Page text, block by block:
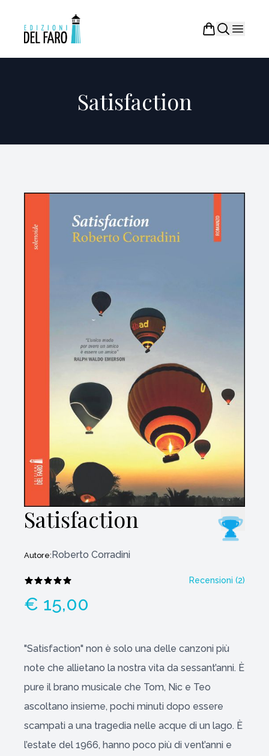
Satisfaction
Satisfaction
Autore:Roberto Corradini
Recensioni (2)
€ 15,00
"Satisfaction" non è solo una delle canzoni più
note che allietano la nostra vita da sessant’anni. È
pure il brano musicale che Tom, Nic e Teo
ascoltano insieme, pochi minuti dopo essere
scampati a una tragedia nelle acque di un lago. È
l’estate del 1966, hanno poco più di vent’anni e